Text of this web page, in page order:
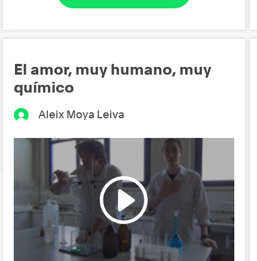
El amor, muy humano, muy
químico
Aleix Moya Leiva